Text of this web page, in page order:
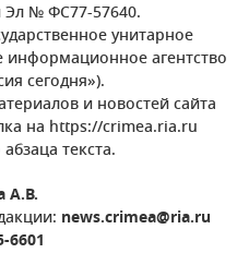
Эл № ФС77-57640.
унитарное
агентство
сегодня»).
и новостей сайта
на https://crimea.ria.ru
текста.
А.В.
news.crimea@ria.ru
6601